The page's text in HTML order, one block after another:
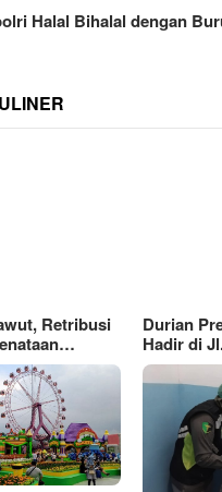
Halal Bihalal dengan
Retribusi
Durian
Hadir di